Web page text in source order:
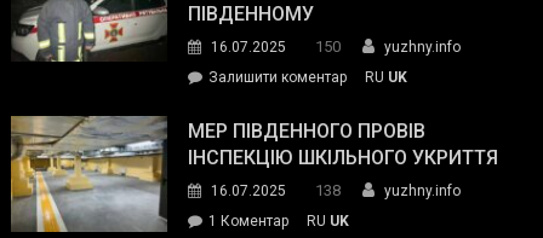
силових
та
органів:
«Наш
спільний
ПІВДЕННОМУ
16.07.2025 150
yuzhny.info
Залишити коментарon
ДСНС
власноруч
пожежу
у
RU UK
МЕР ПІВДЕННОГО ПРОВІВ
ІНСПЕКЦІЮ ШКІЛЬНОГО УКРИТТЯ
16.07.2025 138
yuzhny.info
1 Коментардо RU UK